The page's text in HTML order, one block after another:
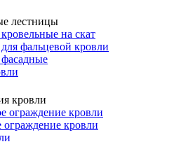
лестницы
на скат
фальцевой кровли
кровли
ограждение кровли
ограждение кровли